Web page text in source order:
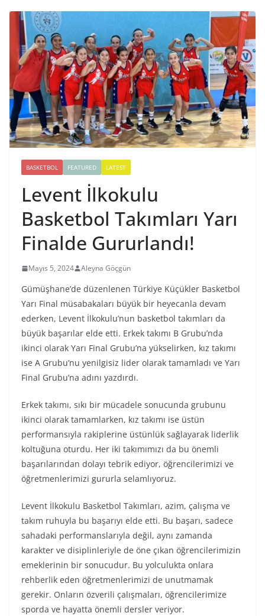
BASKETBOL FEATURED LATEST
Levent İlkokulu
Basketbol Takımları Yarı
Finalde Gururlandı!
Mayıs 5, 2024 Aleyna Göçgün
Gümüşhane’de düzenlenen Türkiye Küçükler Basketbol
Yarı Final müsabakaları büyük bir heyecanla devam
ederken, Levent İlkokulu’nun basketbol takımları da
büyük başarılar elde etti. Erkek takımı B Grubu’nda
ikinci olarak Yarı Final Grubu’na yükselirken, kız takımı
ise A Grubu’nu yenilgisiz lider olarak tamamladı ve Yarı
Final Grubu’na adını yazdırdı.
Erkek takımı, sıkı bir mücadele sonucunda grubunu
ikinci olarak tamamlarken, kız takımı ise üstün
performansıyla rakiplerine üstünlük sağlayarak liderlik
koltuğuna oturdu. Her iki takımımızı da bu önemli
başarılarından dolayı tebrik ediyor, öğrencilerimizi ve
öğretmenlerimizi gururla selamlıyoruz.
Levent İlkokulu Basketbol Takımları, azim, çalışma ve
takım ruhuyla bu başarıyı elde etti. Bu başarı, sadece
sahadaki performanslarıyla değil, aynı zamanda
karakter ve disiplinleriyle de öne çıkan öğrencilerimizin
emeklerinin bir sonucudur. Bu yolculukta onlara
rehberlik eden öğretmenlerimizi de unutmamak
gerekir. Onların özverili çalışmaları, öğrencilerimize
sporda ve hayatta önemli dersler veriyor.